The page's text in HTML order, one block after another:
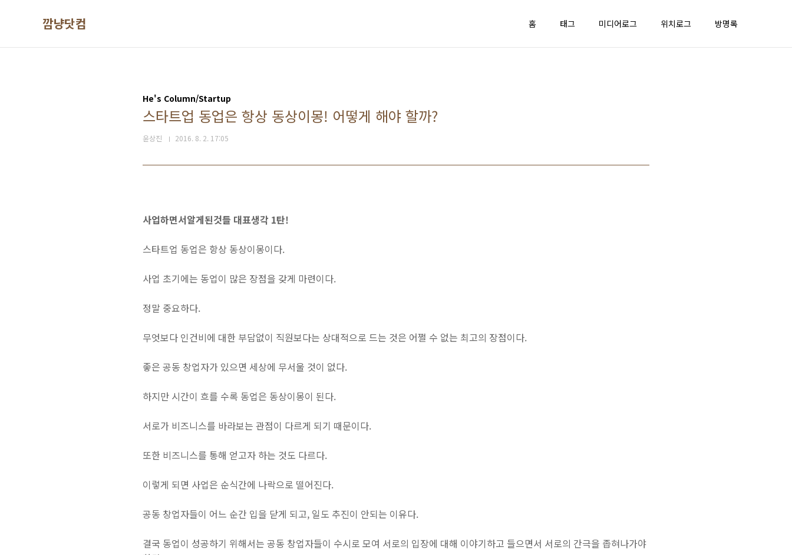
깜냥닷컴 홈 태그 미디어로그 위치로그 방명록
He's Column/Startup
스타트업 동업은 항상 동상이몽! 어떻게 해야 할까?
윤상진 2016. 8. 2. 17:05
사업하면서알게된것들 대표생각 1탄!
스타트업 동업은 항상 동상이몽이다.
사업 초기에는 동업이 많은 장점을 갖게 마련이다.
정말 중요하다.
무엇보다 인건비에 대한 부담없이 직원보다는 상대적으로 드는 것은 어쩔 수 없는 최고의 장점이다.
좋은 공동 창업자가 있으면 세상에 무서울 것이 없다.
하지만 시간이 흐를 수록 동업은 동상이몽이 된다.
서로가 비즈니스를 바라보는 관점이 다르게 되기 때문이다.
또한 비즈니스를 통해 얻고자 하는 것도 다르다.
이렇게 되면 사업은 순식간에 나락으로 떨어진다.
공동 창업자들이 어느 순간 입을 닫게 되고, 일도 추진이 안되는 이유다.
결국 동업이 성공하기 위해서는 공동 창업자들이 수시로 모여 서로의 입장에 대해 이야기하고 들으면서 서로의 간극을 좁혀나가야